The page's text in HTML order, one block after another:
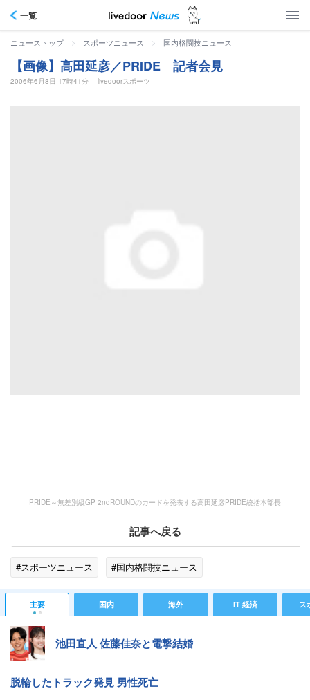
一覧
ニューストップ > スポーツニュース > 国内格闘技ニュース
【画像】高田延彦／PRIDE 記者会見
2006年6月8日 17時41分 livedoorスポーツ
PRIDE～無差別級GP 2ndROUNDのカードを発表する高田延彦PRIDE統括本部長
記事へ戻る
#スポーツニュース #国内格闘技ニュース
主要 国内 海外 IT 経済 ス
池田直人 佐藤佳奈と電撃結婚
脱輪したトラック発見 男性死亡